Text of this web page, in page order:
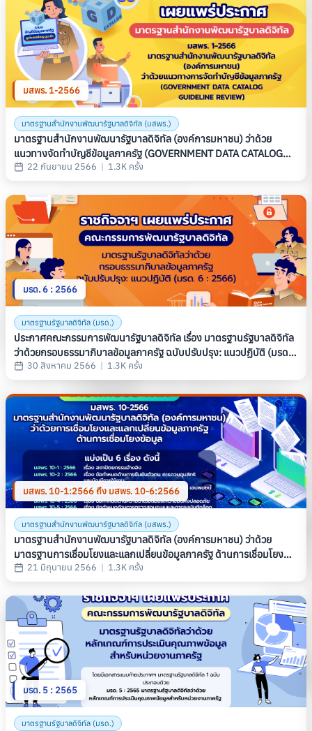
มสพร. 1-2566
มาตรฐานสำนักงานพัฒนารัฐบาลดิจิทัล (มสพร.)
มาตรฐานสำนักงานพัฒนารัฐบาลดิจิทัล (องค์การมหาชน) ว่าด้วย
แนวทางจัดทำบัญชีข้อมูลภาครัฐ (GOVERNMENT DATA CATALOG
GUIDELINE REVIEW) (มสพร. 1-2566)
22 กันยายน 2566 | 1.3K ครั้ง
มรด. 6 : 2566
มาตรฐานรัฐบาลดิจิทัล (มรด.)
ประกาศคณะกรรมการพัฒนารัฐบาลดิจิทัล เรื่อง มาตรฐานรัฐบาลดิจิทัล
ว่าด้วยกรอบธรรมาภิบาลข้อมูลภาครัฐ ฉบับปรับปรุง: แนวปฏิบัติ (มรด.
6 : 2566)
30 สิงหาคม 2566 | 1.3K ครั้ง
มสพร. 10-1:2566 ถึง มสพร. 10-6:2566
มาตรฐานสำนักงานพัฒนารัฐบาลดิจิทัล (มสพร.)
มาตรฐานสํานักงานพัฒนารัฐบาลดิจิทัล (องค์การมหาชน) ว่าด้วย
มาตรฐานการเชื่อมโยงและแลกเปลี่ยนข้อมูลภาครัฐ ด้านการเชื่อมโยง
ข้อมูล (THAILAND GOVERNMENT INFORMATION EXCHANGE
21 มิถุนายน 2566 | 1.3K ครั้ง
มรด. 5 : 2565
มาตรฐานรัฐบาลดิจิทัล (มรด.)